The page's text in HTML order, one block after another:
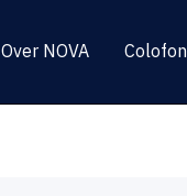
Over NOVA Colofon